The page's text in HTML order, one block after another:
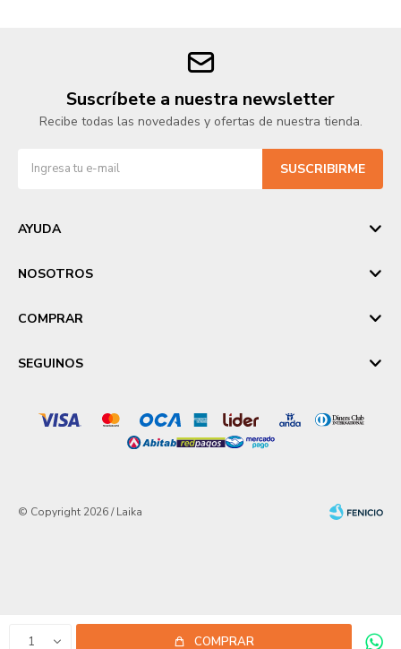
1 COMPRAR
Suscríbete a nuestra newsletter
Recibe todas las novedades y ofertas de nuestra tienda.
SUSCRIBIRME
AYUDA
NOSOTROS
COMPRAR
SEGUINOS
© Copyright 2026 / Laika